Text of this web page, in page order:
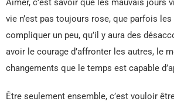
Aimer, c’est savoir que les mauvais jours
vie n’est pas toujours rose, que parfois
compliquer un peu, qu’il y aura des
avoir le courage d’affronter les autres, le
changements que le temps est capable
Être seulement ensemble, c’est vouloir